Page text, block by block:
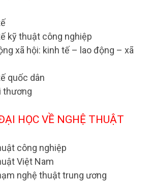
kỹ thuật công nghiệp
xã hội: kinh tế – lao động – xã
quốc dân
thương
HỌC VỀ NGHỆ THUẬT
công nghiệp
Việt Nam
nghệ thuật trung ương